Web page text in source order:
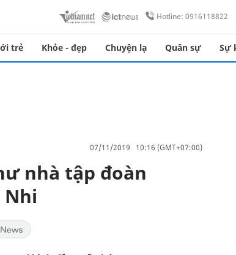
Hotline: 0916118822
trẻ Khỏe - đẹp Chuyện lạ Quân sự Sự
07/11/2019 10:16 (GMT+07:00)
nhà tập đoàn